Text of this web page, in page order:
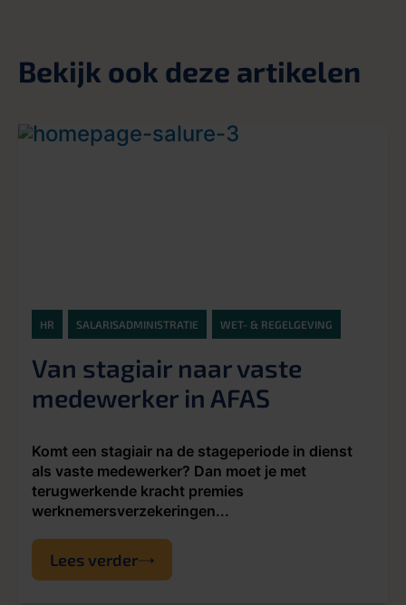
Bekijk ook deze artikelen
HR SALARISADMINISTRATIE WET- & REGELGEVING
Van stagiair naar vaste
medewerker in AFAS
Komt een stagiair na de stageperiode in dienst
als vaste medewerker? Dan moet je met
terugwerkende kracht premies
werknemersverzekeringen...
Lees verder